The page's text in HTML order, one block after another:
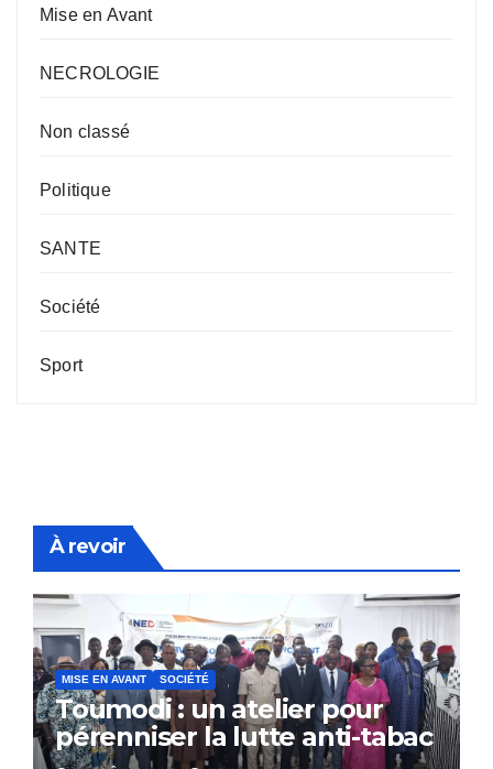
Mise en Avant
NECROLOGIE
Non classé
Politique
SANTE
Société
Sport
À revoir
MISE EN AVANT SOCIÉTÉ
Toumodi : un atelier pour
pérenniser la lutte anti-tabac